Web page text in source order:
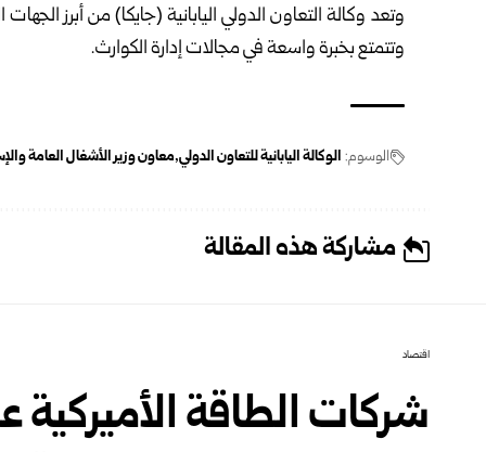
‏وتعد وكالة التعاون الدولي اليابانية (جايكا) من أبرز
وتتمتع بخبرة واسعة في مجالات إدارة الكوارث.
الوسوم: الوكالة اليابانية للتعاون الدولي معاون وزير الأشغال العامة
مشاركة هذه المقالة
اقتصاد
شركات الطاقة الأميركية